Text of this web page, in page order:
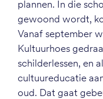
plannen. In die
gewoond wordt,
Vanaf september
Kultuurhoes
schilderlessen, en
cultuureducatie
oud. Dat gaat